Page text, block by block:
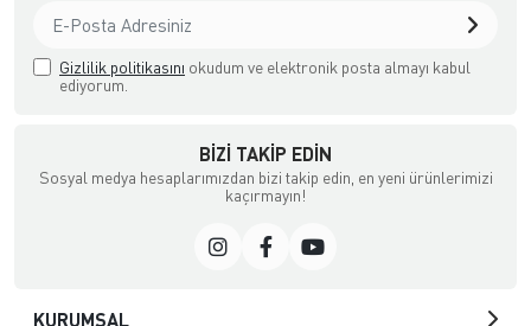
Gizlilik politikasını okudum ve elektronik posta almayı kabul
ediyorum.
BIZI TAKIP EDIN
Sosyal medya hesaplarımızdan bizi takip edin, en yeni ürünlerimizi
kaçırmayın!
KURUMSAL